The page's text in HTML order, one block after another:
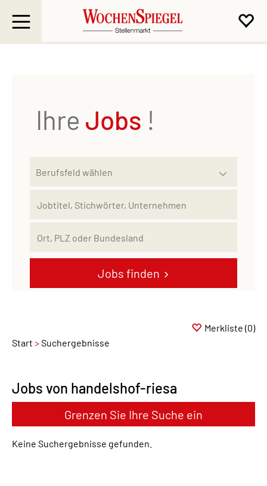
Ihre Jobs !
Jobs finden
Start Suchergebnisse
Merkliste (0)
Jobs von handelshof-riesa
Grenzen Sie Ihre Suche ein
Keine Suchergebnisse gefunden.